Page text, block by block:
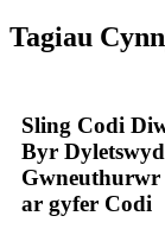
Tagiau
Sling Codi
Byr
ar gyfer Codi